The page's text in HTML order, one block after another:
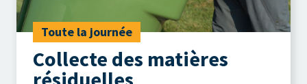
Toute la journée
Collecte des matières